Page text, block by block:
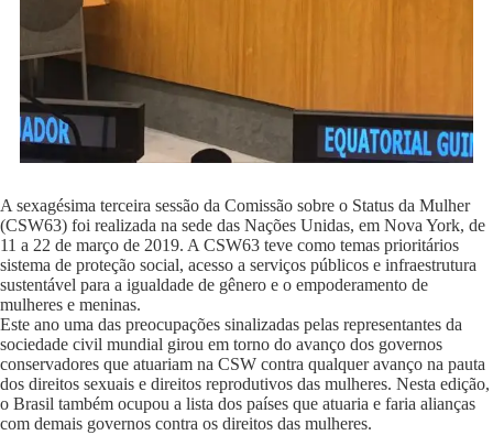
A sexagésima terceira sessão da Comissão sobre o Status da Mulher
(CSW63) foi realizada na sede das Nações Unidas, em Nova York, de
11 a 22 de março de 2019. A CSW63 teve como temas prioritários
sistema de proteção social, acesso a serviços públicos e infraestrutura
sustentável para a igualdade de gênero e o empoderamento de
mulheres e meninas.
Este ano uma das preocupações sinalizadas pelas representantes da
sociedade civil mundial girou em torno do avanço dos governos
conservadores que atuariam na CSW contra qualquer avanço na pauta
dos direitos sexuais e direitos reprodutivos das mulheres. Nesta edição,
o Brasil também ocupou a lista dos países que atuaria e faria alianças
com demais governos contra os direitos das mulheres.